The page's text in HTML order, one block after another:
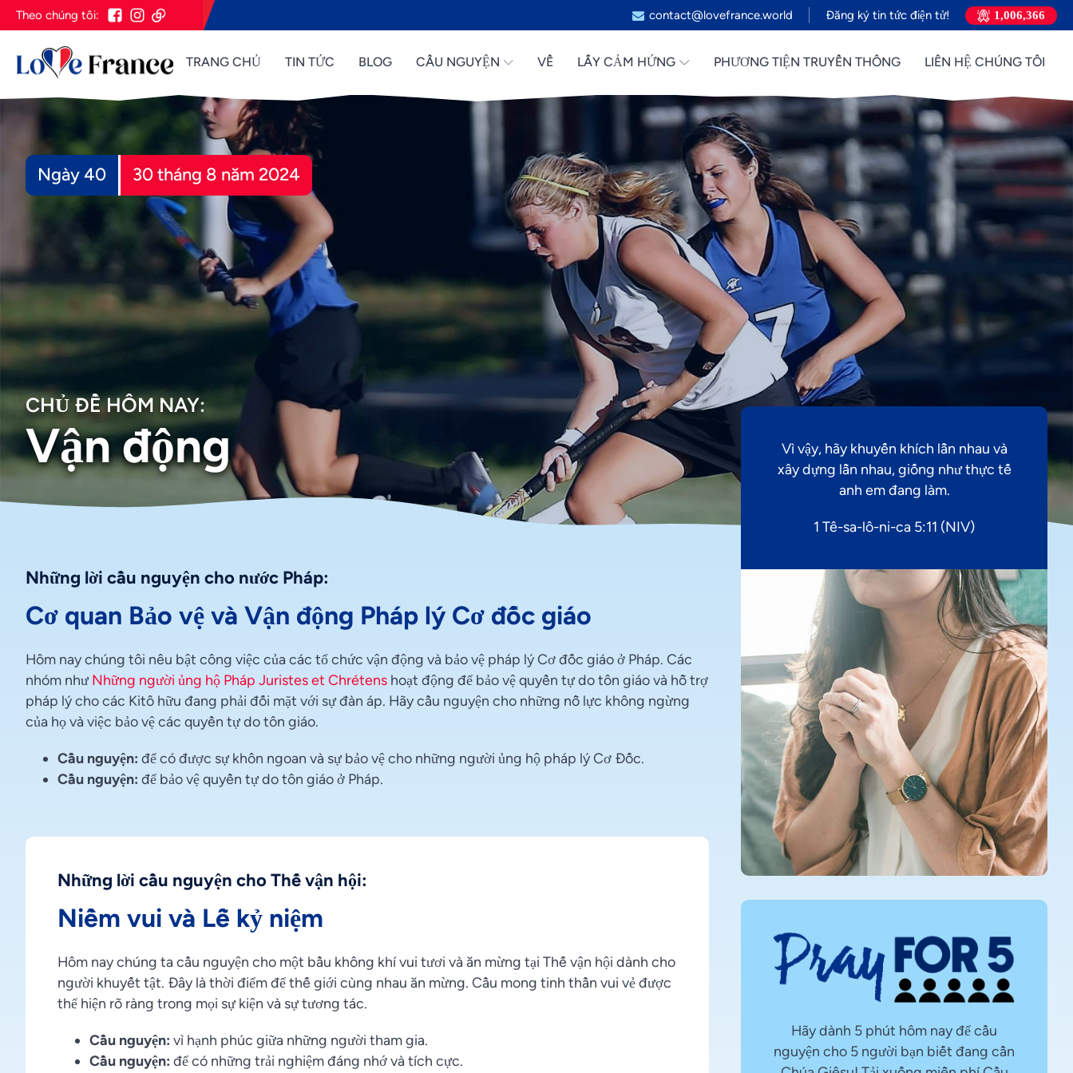
Theo chúng tôi: contact@lovefrance.world Đăng ký tin tức điện tử! 1,006,366
TRANG CHỦ TIN TỨC BLOG CẦU NGUYỆN VỀ LẤY CẢM HỨNG PHƯƠNG TIỆN TRUYỀN THÔNG LIÊN HỆ CHÚNG TÔI
Ngày 40 30 tháng 8 năm 2024
CHỦ ĐỀ HÔM NAY:
Vận động
Những lời cầu nguyện cho nước Pháp:
Cơ quan Bảo vệ và Vận động Pháp lý Cơ đốc giáo
Hôm nay chúng tôi nêu bật công việc của các tổ chức vận động và bảo vệ pháp lý Cơ đốc giáo ở Pháp. Các
nhóm nhưNhững người ủng hộ Pháp Juristes et Chrétens hoạt động để bảo vệ quyền tự do tôn giáo và hỗ trợ
pháp lý cho các Kitô hữu đang phải đối mặt với sự đàn áp. Hãy cầu nguyện cho những nỗ lực không ngừng
của họ và việc bảo vệ các quyền tự do tôn giáo.
Cầu nguyện: để có được sự khôn ngoan và sự bảo vệ cho những người ủng hộ pháp lý Cơ Đốc.
Cầu nguyện: để bảo vệ quyền tự do tôn giáo ở Pháp.
Những lời cầu nguyện cho Thế vận hội:
Niềm vui và Lễ kỷ niệm
Hôm nay chúng ta cầu nguyện cho một bầu không khí vui tươi và ăn mừng tại Thế vận hội dành cho
người khuyết tật. Đây là thời điểm để thế giới cùng nhau ăn mừng. Cầu mong tinh thần vui vẻ được
thể hiện rõ ràng trong mọi sự kiện và sự tương tác.
Cầu nguyện: vì hạnh phúc giữa những người tham gia.
Cầu nguyện: để có những trải nghiệm đáng nhớ và tích cực.
Vì vậy, hãy khuyến khích lẫn nhau và
xây dựng lẫn nhau, giống như thực tế
anh em đang làm.
1 Tê-sa-lô-ni-ca 5:11 (NIV)
Hãy dành 5 phút hôm nay để cầu
nguyện cho 5 người bạn biết đang cần